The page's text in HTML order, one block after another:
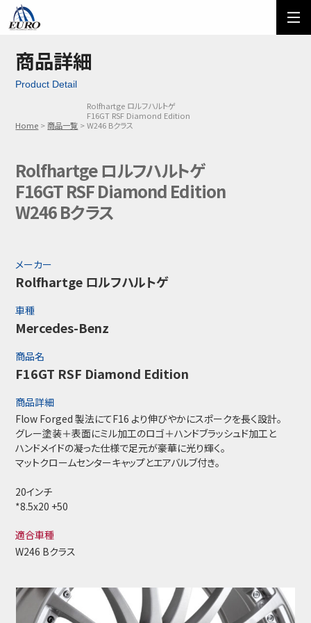
ご利用方法
メール問い合わせ
03-5674-7742
商品詳細
Product Detail
Home 商品一覧
Rolfhartge ロルフハルトゲ
F16GT RSF Diamond Edition
W246 Bクラス
Rolfhartge ロルフハルトゲ
F16GT RSF Diamond Edition
W246 Bクラス
メーカー
Rolfhartge ロルフハルトゲ
車種
Mercedes-Benz
商品名
F16GT RSF Diamond Edition
商品詳細
Flow Forged 製法にてF16 より伸びやかにスポークを長く設計。
グレー塗装＋表面にミル加工のロゴ＋ハンドブラッシュド加工と
ハンドメイドの凝った仕様で足元が豪華に光り輝く。
マットクロームセンターキャップとエアバルブ付き。
20インチ
*8.5x20 +50
適合車種
W246 Bクラス